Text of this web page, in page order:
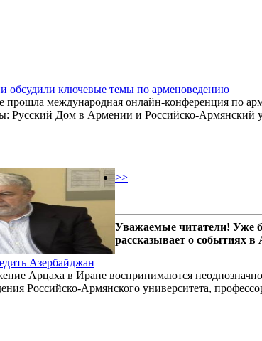
обсудили ключевые темы по арменоведению
прошла международная онлайн-конференция по
Русский Дом в Армении и Российско-Армянский
Азербайджан
Арцаха в Иране воспринимаются
Российско-Армянского университета,
>>
Уважаемые читатели! Уже
рассказывает о событиях